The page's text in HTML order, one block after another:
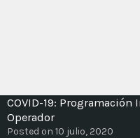
COVID-19:
Operador
Posted on 10 julio, 2020